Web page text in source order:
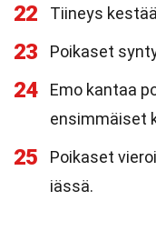
22 Tiineys
23 Poikaset
24
Emo kantaa
ensimmäiset
25
Poikaset
iässä.